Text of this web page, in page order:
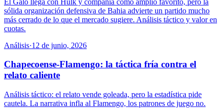
sólida organización defensiva de Bahia advierte un partido mucho
más cerrado de lo que el mercado sugiere. Análisis táctico y valor en
cuotas.
Análisis·12 de junio, 2026
Chapecoense-Flamengo: la táctica fría contra el
relato caliente
Análisis táctico: el relato vende goleada, pero la estadística pide
cautela. La narrativa infla al Flamengo, los patrones de juego no.